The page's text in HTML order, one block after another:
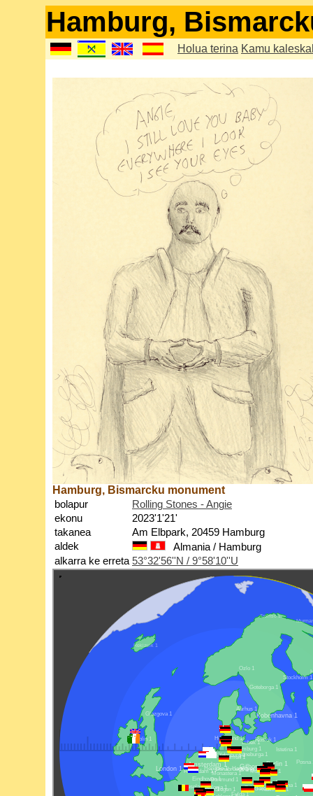
Hamburg,
Holua terina Kamu
Hamburg, Bismarcku monument
bolapur
Rolling Stones - Angie
ekonu
2023'1'21'
takanea
Am Elbpark, 20459 Hamburg
aldek
Almania / Hamburg
alkarra ke erreta 53°32'56''N / 9°58'10''U